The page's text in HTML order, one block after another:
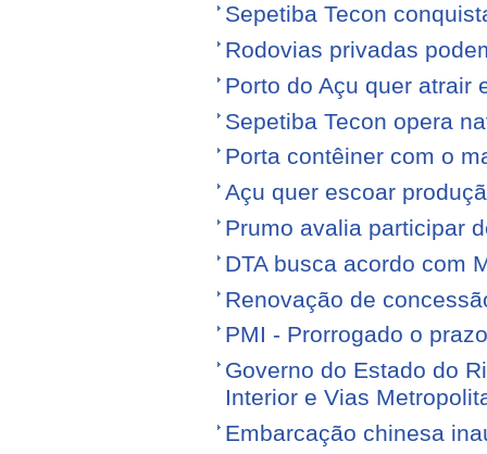
Sepetiba Tecon
Rodovias privadas
Porto do Açu quer atrair
Sepetiba Tecon opera
Porta contêiner com o
Açu quer escoar
Prumo avalia participar
DTA busca acordo com
Renovação de
PMI - Prorrogado o
Governo do Estado do
Interior e Vias
Embarcação chinesa